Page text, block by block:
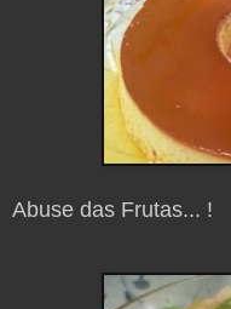
Abuse das Frutas... !